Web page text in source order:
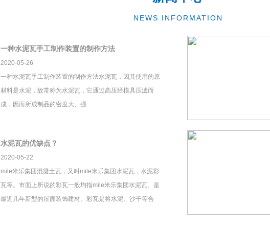
NEWS INFORMATION
一种水泥瓦手工制作装置的制作方法
2020-05-26
一种水泥瓦手工制作装置的制作方法水泥瓦，因其使用的原
材料是水泥，故常称为水泥瓦，它通过高压经模具压滤而
成，因而所成制品的密度大、强
水泥瓦的优缺点？
2020-05-22
mile米乐集团混凝土瓦，又叫mile米乐集团水泥瓦，水泥彩
瓦等。市面上所说的彩瓦一般均指mile米乐集团水泥瓦。是
最近几年新型的屋面装饰建材。彩瓦是将水泥、沙子等合